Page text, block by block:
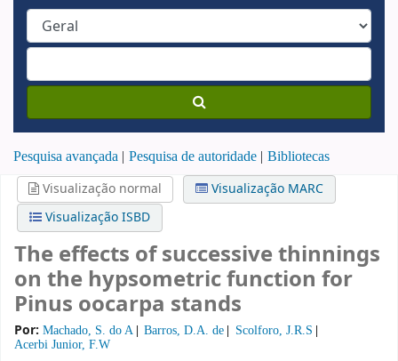
Pesquisa avançada Pesquisa de autoridade Bibliotecas
Visualização normal
Visualização MARC
Visualização ISBD
The effects of successive thinnings
on the hypsometric function for
Pinus oocarpa stands
Por: Machado, S. do A Barros, D.A. de
Scolforo, J.R.S
Acerbi Junior, F.W